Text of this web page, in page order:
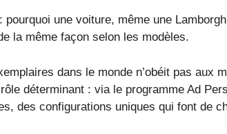
une voiture, même une
la même façon selon les modèles.
dans le monde n’obéit pas aux
déterminant : via le programme Ad
des configurations uniques qui font de